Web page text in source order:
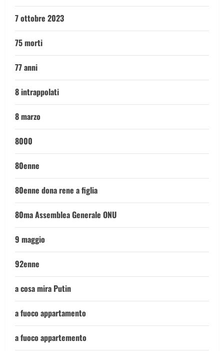
7 ottobre 2023
75 morti
77 anni
8 intrappolati
8 marzo
8000
80enne
80enne dona rene a figlia
80ma Assemblea Generale ONU
9 maggio
92enne
a cosa mira Putin
a fuoco appartamento
a fuoco appartemento